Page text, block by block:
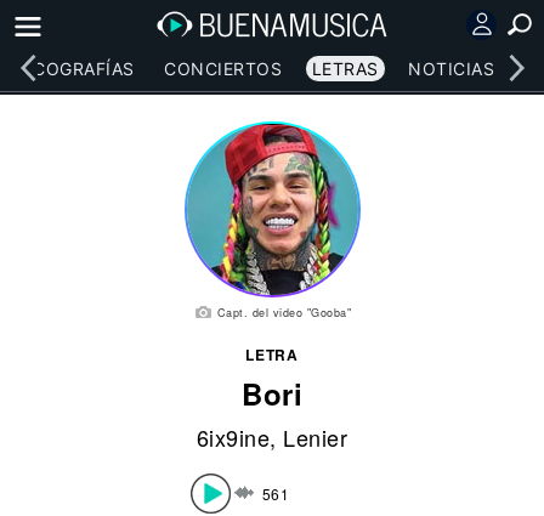
DISCOGRAFÍAS CONCIERTOS LETRAS NOTICIAS
Capt. del video "Gooba"
LETRA
Bori
6ix9ine, Lenier
561